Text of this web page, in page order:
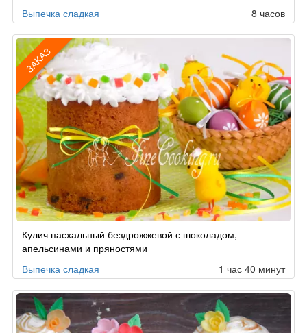
Выпечка сладкая
8 часов
ЗАКАЗ
по
заказу
Кулич пасхальный бездрожжевой с шоколадом,
апельсинами и пряностями
Выпечка сладкая
1 час 40 минут